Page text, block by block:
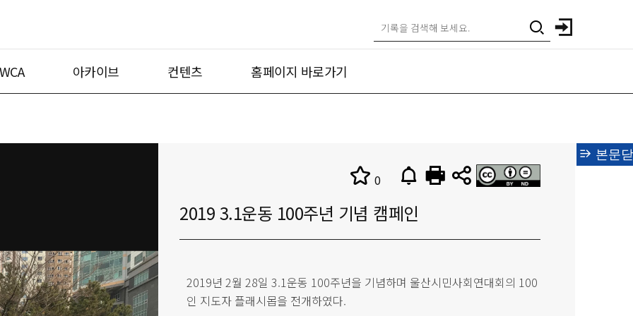
아카이브 컨텐츠 홈페이지 바로가기
본문
0
2019 3.1운동 100주년 기념 캠페인
2019년 2월 28일 3.1운동 100주년을 기념하며 울산시민사회연대회의 100
인 지도자 플래시몹을 전개하였다.